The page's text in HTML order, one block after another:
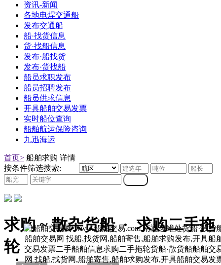
资讯-新闻
各地电焊交通船
发布交通船
船·找货信息
货·找船信息
发布·船找货
发布·货找船
船员求职发布
船员招聘发布
船员供求信息
开具船舶交易发票
实时船位查询
船舶航运保险咨询
九迅海运
首页> 船舶求购 详情
按条件筛选搜索:
求购 ~ 散杂货船 · 求购二手拖
轮